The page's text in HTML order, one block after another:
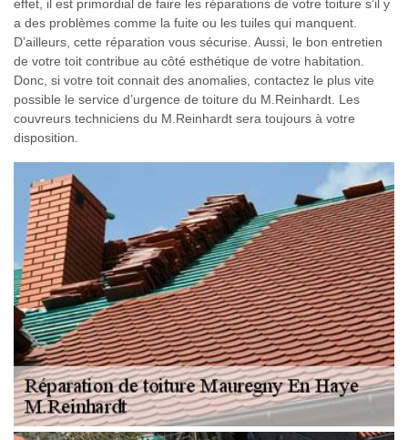
effet, il est primordial de faire les réparations de votre toiture s’il y
a des problèmes comme la fuite ou les tuiles qui manquent.
D’ailleurs, cette réparation vous sécurise. Aussi, le bon entretien
de votre toit contribue au côté esthétique de votre habitation.
Donc, si votre toit connait des anomalies, contactez le plus vite
possible le service d’urgence de toiture du M.Reinhardt. Les
couvreurs techniciens du M.Reinhardt sera toujours à votre
disposition.